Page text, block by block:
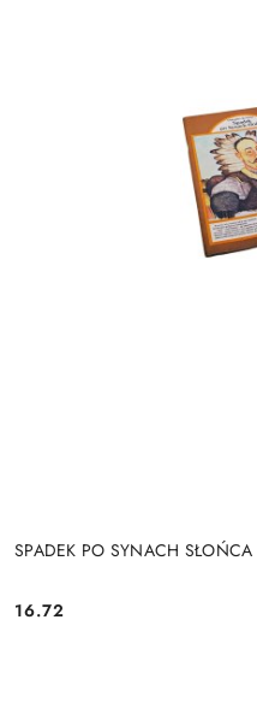
SPADEK PO SYNACH SŁOŃCA
Cena:
16.72